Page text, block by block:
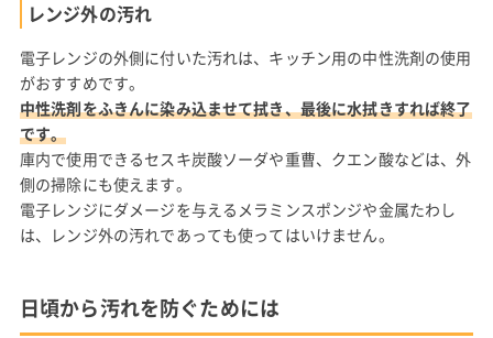
レンジ外の汚れ
電子レンジの外側に付いた汚れは、キッチン用の中性洗剤の使用
がおすすめです。
中性洗剤をふきんに染み込ませて拭き、最後に水拭きすれば終了
です。
庫内で使用できるセスキ炭酸ソーダや重曹、クエン酸などは、外
側の掃除にも使えます。
電子レンジにダメージを与えるメラミンスポンジや金属たわし
は、レンジ外の汚れであっても使ってはいけません。
日頃から汚れを防ぐためには